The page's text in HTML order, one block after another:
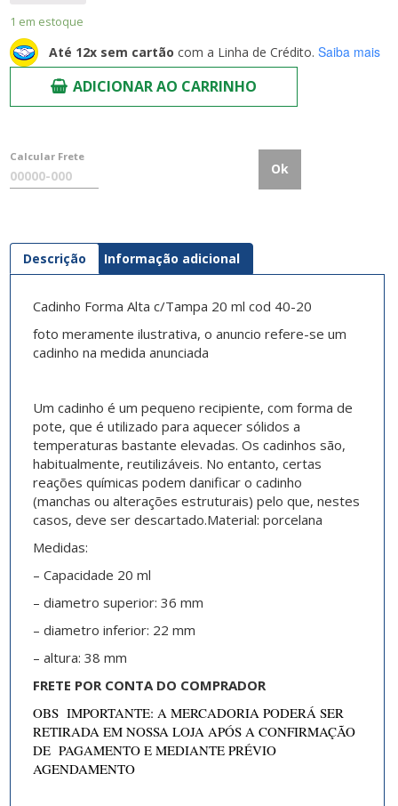
1 em estoque
Até 12x sem cartão com a Linha de Crédito. Saiba mais
ADICIONAR AO CARRINHO
Calcular Frete
Ok
Descrição Informação adicional
Cadinho Forma Alta c/Tampa 20 ml cod 40-20
foto meramente ilustrativa, o anuncio refere-se um
cadinho na medida anunciada
Um cadinho é um pequeno recipiente, com forma de
pote, que é utilizado para aquecer sólidos a
temperaturas bastante elevadas. Os cadinhos são,
habitualmente, reutilizáveis. No entanto, certas
reações químicas podem danificar o cadinho
(manchas ou alterações estruturais) pelo que, nestes
casos, deve ser descartado.Material: porcelana
Medidas:
– Capacidade 20 ml
– diametro superior: 36 mm
– diametro inferior: 22 mm
– altura: 38 mm
FRETE POR CONTA DO COMPRADOR
OBS IMPORTANTE: A MERCADORIA PODERÁ SER
RETIRADA EM NOSSA LOJA APÓS A CONFIRMAÇÃO
DE PAGAMENTO E MEDIANTE PRÉVIO
AGENDAMENTO